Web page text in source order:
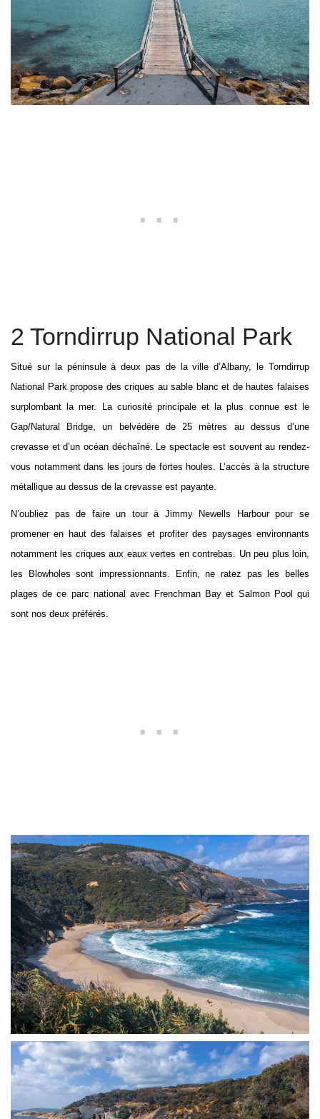
2 Torndirrup National Park
Situé sur la péninsule à deux pas de la ville d’Albany, le Torndirrup
National Park propose des criques au sable blanc et de hautes falaises
surplombant la mer. La curiosité principale et la plus connue est le
Gap/Natural Bridge, un belvédère de 25 mètres au dessus d’une
crevasse et d’un océan déchaîné. Le spectacle est souvent au rendez-
vous notamment dans les jours de fortes houles. L’accès à la structure
métallique au dessus de la crevasse est payante.
N’oubliez pas de faire un tour à Jimmy Newells Harbour pour se
promener en haut des falaises et profiter des paysages environnants
notamment les criques aux eaux vertes en contrebas. Un peu plus loin,
les Blowholes sont impressionnants. Enfin, ne ratez pas les belles
plages de ce parc national avec Frenchman Bay et Salmon Pool qui
sont nos deux préférés.